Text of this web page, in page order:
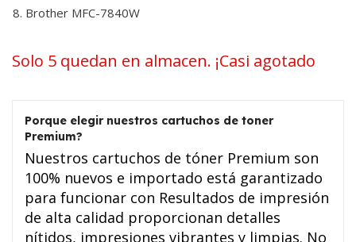
Brother MFC-7840W
Solo 5 quedan en almacen. ¡Casi agotado
Porque elegir nuestros cartuchos de toner
Premium?
Nuestros cartuchos de tóner Premium son
100% nuevos e importado está garantizado
para funcionar con Resultados de impresión
de alta calidad proporcionan detalles
nítidos, impresiones vibrantes y limpias. No